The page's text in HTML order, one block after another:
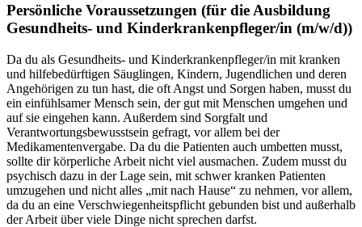
Persönliche Voraussetzungen (für die Ausbildung
Gesundheits- und Kinderkrankenpfleger/in (m/w/d))
Da du als Gesundheits- und Kinderkrankenpfleger/in mit kranken
und hilfebedürftigen Säuglingen, Kindern, Jugendlichen und deren
Angehörigen zu tun hast, die oft Angst und Sorgen haben, musst du
ein einfühlsamer Mensch sein, der gut mit Menschen umgehen und
auf sie eingehen kann. Außerdem sind Sorgfalt und
Verantwortungsbewusstsein gefragt, vor allem bei der
Medikamentenvergabe. Da du die Patienten auch umbetten musst,
sollte dir körperliche Arbeit nicht viel ausmachen. Zudem musst du
psychisch dazu in der Lage sein, mit schwer kranken Patienten
umzugehen und nicht alles „mit nach Hause“ zu nehmen, vor allem,
da du an eine Verschwiegenheitspflicht gebunden bist und außerhalb
der Arbeit über viele Dinge nicht sprechen darfst.